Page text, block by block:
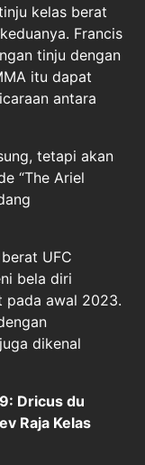
kelas berat
Francis
tinju dengan
itu dapat
antara
tetapi akan
“The Ariel
UFC
bela diri
pada awal 2023.
dikenal
Dricus du
Raja Kelas